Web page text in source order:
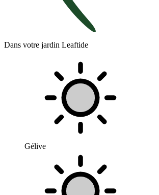
Dans votre jardin Leaftide
Gélive